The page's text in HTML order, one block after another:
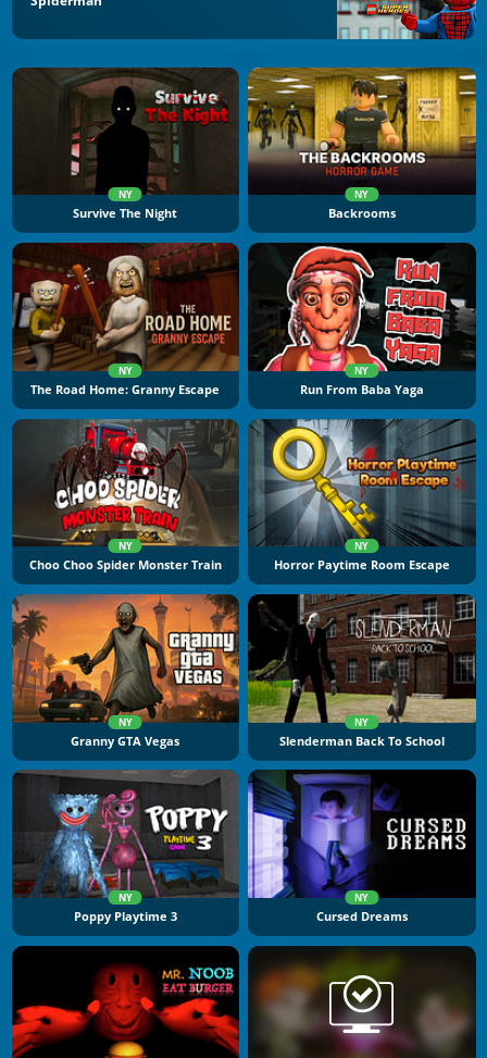
NY
Survive The Night
NY
Backrooms
NY
The Road Home: Granny Escape
NY
Run From Baba Yaga
NY
Choo Choo Spider Monster Train
NY
Horror Paytime Room Escape
NY
Granny GTA Vegas
NY
Slenderman Back To School
NY
Poppy Playtime 3
NY
Cursed Dreams